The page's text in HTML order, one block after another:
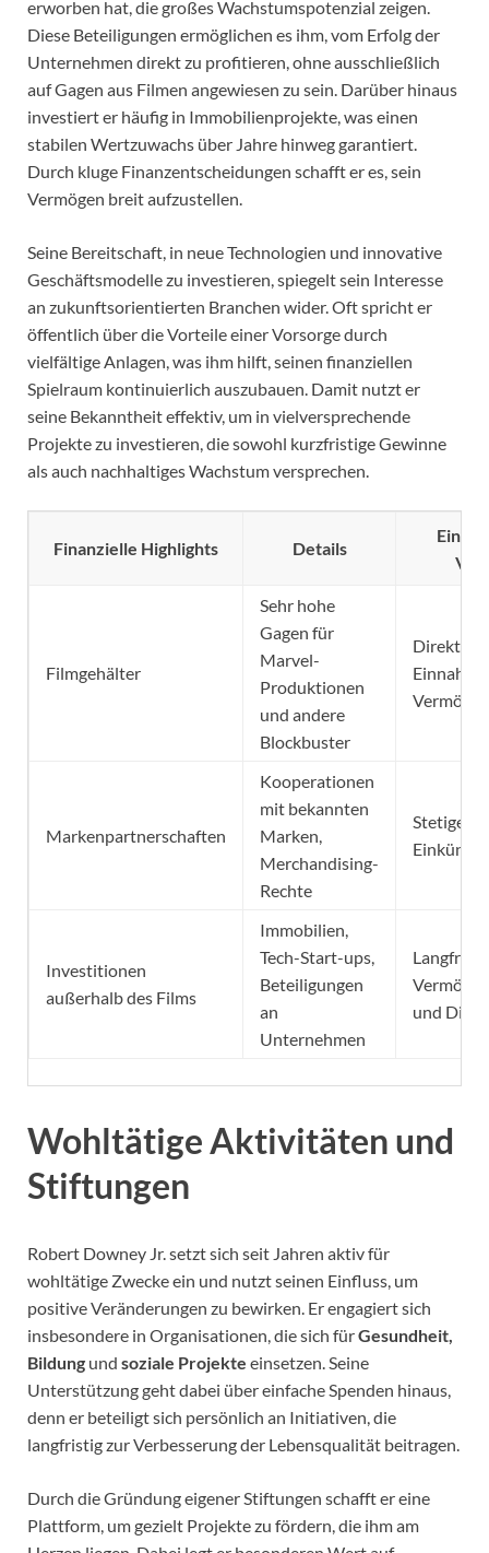
erworben hat, die großes Wachstumspotenzial zeigen.
Diese Beteiligungen ermöglichen es ihm, vom Erfolg der
Unternehmen direkt zu profitieren, ohne ausschließlich
auf Gagen aus Filmen angewiesen zu sein. Darüber hinaus
investiert er häufig in Immobilienprojekte, was einen
stabilen Wertzuwachs über Jahre hinweg garantiert.
Durch kluge Finanzentscheidungen schafft er es, sein
Vermögen breit aufzustellen.
Seine Bereitschaft, in neue Technologien und innovative
Geschäftsmodelle zu investieren, spiegelt sein Interesse
an zukunftsorientierten Branchen wider. Oft spricht er
öffentlich über die Vorteile einer Vorsorge durch
vielfältige Anlagen, was ihm hilft, seinen finanziellen
Spielraum kontinuierlich auszubauen. Damit nutzt er
seine Bekanntheit effektiv, um in vielversprechende
Projekte zu investieren, die sowohl kurzfristige Gewinne
als auch nachhaltiges Wachstum versprechen.
Finanzielle Highlights Details
Filmgehälter
Sehr hohe
Gagen für
Marvel-
Produktionen
und andere
Blockbuster
Direkte
Markenpartnerschaften
Kooperationen
mit bekannten
Marken,
Merchandising-
Rechte
Stetige
Einkünfte
Investitionen
außerhalb des Films
Immobilien,
Tech-Start-ups,
Beteiligungen
an
Unternehmen
und
Wohltätige Aktivitäten und
Stiftungen
Robert Downey Jr. setzt sich seit Jahren aktiv für
wohltätige Zwecke ein und nutzt seinen Einfluss, um
positive Veränderungen zu bewirken. Er engagiert sich
insbesondere in Organisationen, die sich fürGesundheit,
Bildung und soziale Projekte einsetzen. Seine
Unterstützung geht dabei über einfache Spenden hinaus,
denn er beteiligt sich persönlich an Initiativen, die
langfristig zur Verbesserung der Lebensqualität beitragen.
Durch die Gründung eigener Stiftungen schafft er eine
Plattform, um gezielt Projekte zu fördern, die ihm am